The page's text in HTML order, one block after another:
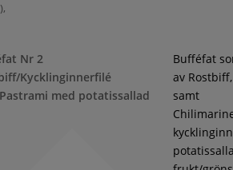
Nr 2
Kycklinginnerfilé
med potatissallad
Bufféfat
av
samt